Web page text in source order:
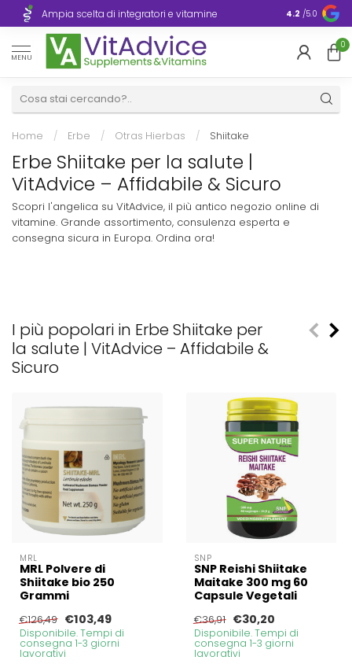
Ampia scelta di integratori e vitamine Consegna
Europa
4.2 /5.0
MENU
0
Home / Erbe / Otras Hierbas / Shiitake
Erbe Shiitake per la salute |
VitAdvice – Affidabile & Sicuro
Scopri l'angelica su VitAdvice, il più antico negozio online di
vitamine. Grande assortimento, consulenza esperta e
consegna sicura in Europa. Ordina ora!
I più popolari in Erbe Shiitake per
la salute | VitAdvice – Affidabile &
Sicuro
MRL
MRL Polvere di
Shiitake bio 250
Grammi
€126,49 €103,49
Disponibile. Tempi di
consegna 1-3 giorni
lavorativi
SNP
SNP Reishi Shiitake
Maitake 300 mg 60
Capsule Vegetali
€36,91 €30,20
Disponibile. Tempi di
consegna 1-3 giorni
lavorativi